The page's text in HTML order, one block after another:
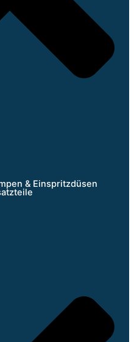
& Einspritzdüsen